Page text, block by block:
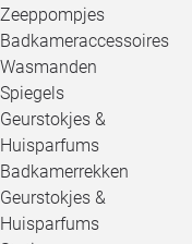
Zeeppompjes
Badkameraccessoires
Wasmanden
Spiegels
Geurstokjes &
Huisparfums
Badkamerrekken
Geurstokjes &
Huisparfums